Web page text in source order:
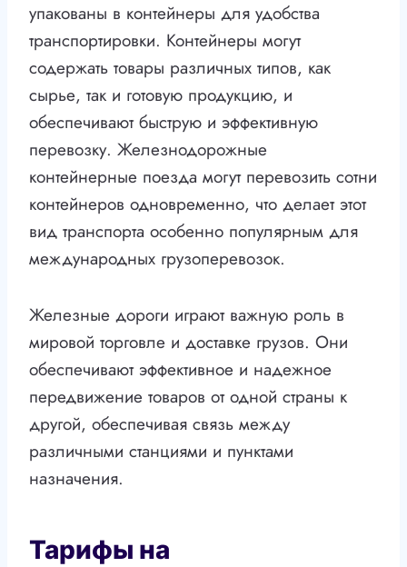
упакованы в контейнеры для удобства
транспортировки. Контейнеры могут
содержать товары различных типов, как
сырье, так и готовую продукцию, и
обеспечивают быструю и эффективную
перевозку. Железнодорожные
контейнерные поезда могут перевозить сотни
контейнеров одновременно, что делает этот
вид транспорта особенно популярным для
международных грузоперевозок.
Железные дороги играют важную роль в
мировой торговле и доставке грузов. Они
обеспечивают эффективное и надежное
передвижение товаров от одной страны к
другой, обеспечивая связь между
различными станциями и пунктами
назначения.
Тарифы на